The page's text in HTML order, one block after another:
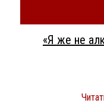
«Я же не